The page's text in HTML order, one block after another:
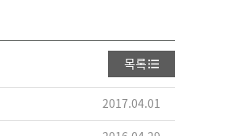
목록
2017.04.01